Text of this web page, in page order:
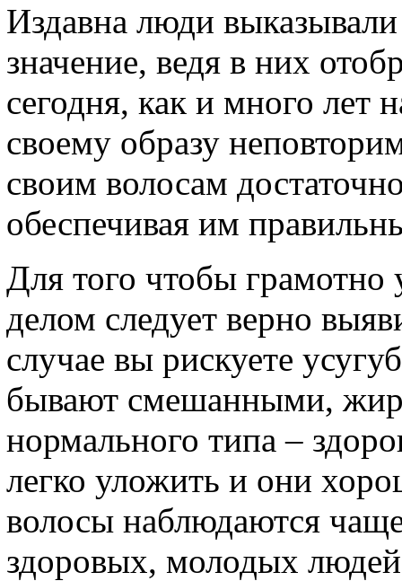
Издавна люди
значение, ведя в них
сегодня, как и много лет
своему образу
своим волосам
обеспечивая им
Для того чтобы грамотно
делом следует верно
случае вы рискуете
бывают смешанными,
нормального типа –
легко уложить и они
волосы наблюдаются
здоровых, молодых